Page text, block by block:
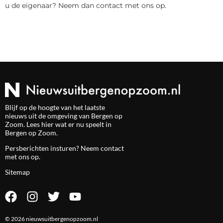
u de eigenaar? Neem dan contact met ons op.
Blijf op de hoogte van het laatste
nieuws uit de omgeving van Bergen op
Zoom. Lees hier wat er nu speelt in
Bergen op Zoom.
Persberichten insturen? Neem contact
met ons op.
Sitemap
© 2026 nieuwsuitbergenopzoom.nl